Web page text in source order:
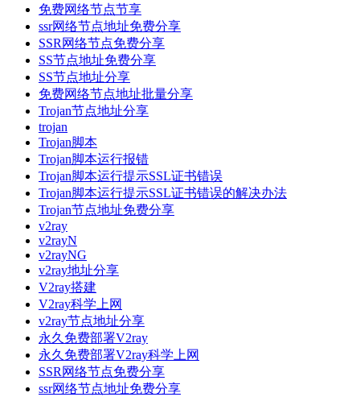
免费网络节点节享
ssr网络节点地址免费分享
SSR网络节点免费分享
SS节点地址免费分享
SS节点地址分享
免费网络节点地址批量分享
Trojan节点地址分享
trojan
Trojan脚本
Trojan脚本运行报错
Trojan脚本运行提示SSL证书错误
Trojan脚本运行提示SSL证书错误的解决办法
Trojan节点地址免费分享
v2ray
v2rayN
v2rayNG
v2ray地址分享
V2ray搭建
V2ray科学上网
v2ray节点地址分享
永久免费部署V2ray
永久免费部署V2ray科学上网
SSR网络节点免费分享
ssr网络节点地址免费分享